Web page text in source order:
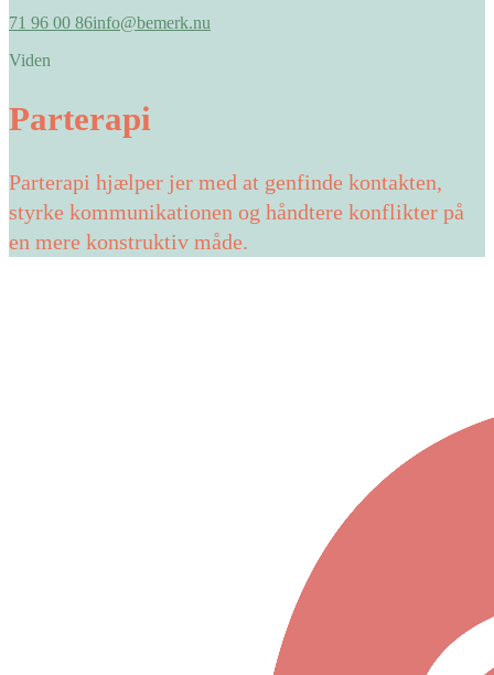
71 96 00 86info@bemerk.nu
Viden
Parterapi
Parterapi hjælper jer med at genfinde kontakten,
styrke kommunikationen og håndtere konflikter på
en mere konstruktiv måde.